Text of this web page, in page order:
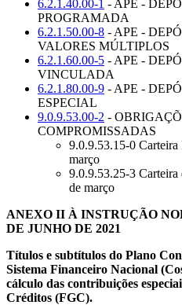
6.2.1.40.00-1 - APE -
PROGRAMADA
6.2.1.50.00-8 - APE -
VALORES MÚLTIPLOS
6.2.1.60.00-5 - APE -
VINCULADA
6.2.1.80.00-9 - APE -
ESPECIAL
9.0.9.53.00-2 -
COMPROMISSADAS
9.0.9.53.15-0
março
9.0.9.53.25-3
de março
ANEXO II À INSTRUÇÃO
DE JUNHO DE 2021
Títulos e subtítulos do Plano
Sistema Financeiro Nacional
cálculo das contribuições
Créditos (FGC).